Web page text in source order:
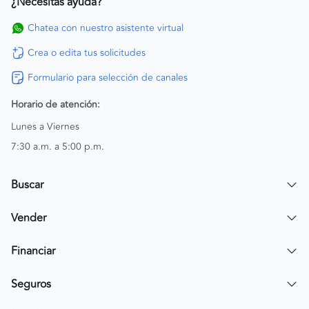
Chatea con nuestro asistente virtual
Crea o edita tus solicitudes
Formulario para selección de canales
Horario de atención:
Lunes a Viernes
7:30 a.m. a 5:00 p.m.
Buscar
Encuentra un carro
Vender
Publicar mi vehículo
Financiar
Simular crédito
Seguros